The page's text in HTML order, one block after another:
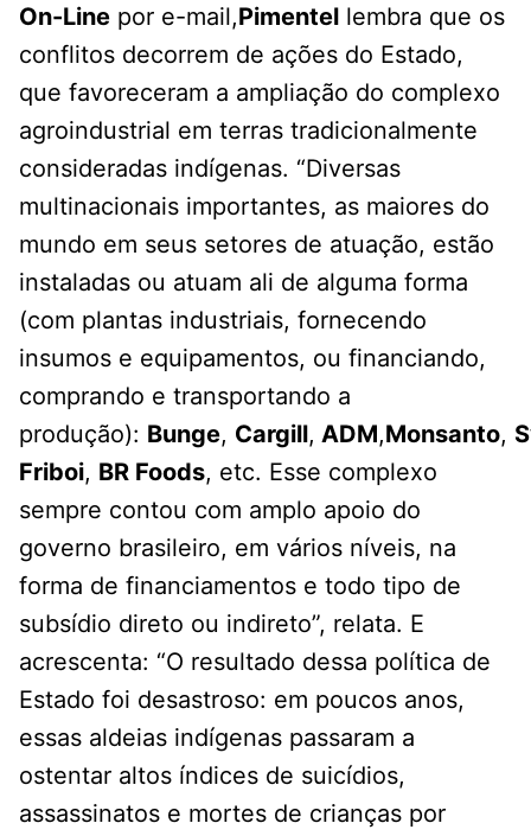
On-Line por e-mail,Pimentel lembra que os
conflitos decorrem de ações do Estado,
que favoreceram a ampliação do complexo
agroindustrial em terras tradicionalmente
consideradas indígenas. “Diversas
multinacionais importantes, as maiores do
mundo em seus setores de atuação, estão
instaladas ou atuam ali de alguma forma
(com plantas industriais, fornecendo
insumos e equipamentos, ou financiando,
comprando e transportando a
produção): Bunge, Cargill, ADM,Monsanto,
Friboi, BR Foods, etc. Esse complexo
sempre contou com amplo apoio do
governo brasileiro, em vários níveis, na
forma de financiamentos e todo tipo de
subsídio direto ou indireto”, relata. E
acrescenta: “O resultado dessa política de
Estado foi desastroso: em poucos anos,
essas aldeias indígenas passaram a
ostentar altos índices de suicídios,
assassinatos e mortes de crianças por